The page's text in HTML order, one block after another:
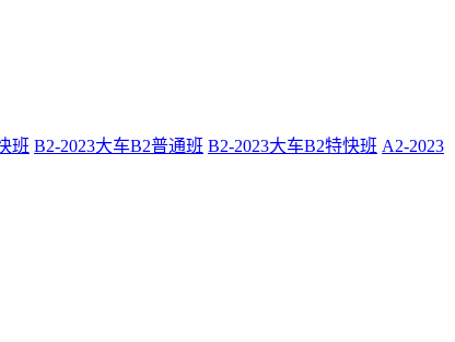
班 B2-2023大车B2普通班 B2-2023大车B2特快班 A2-2023